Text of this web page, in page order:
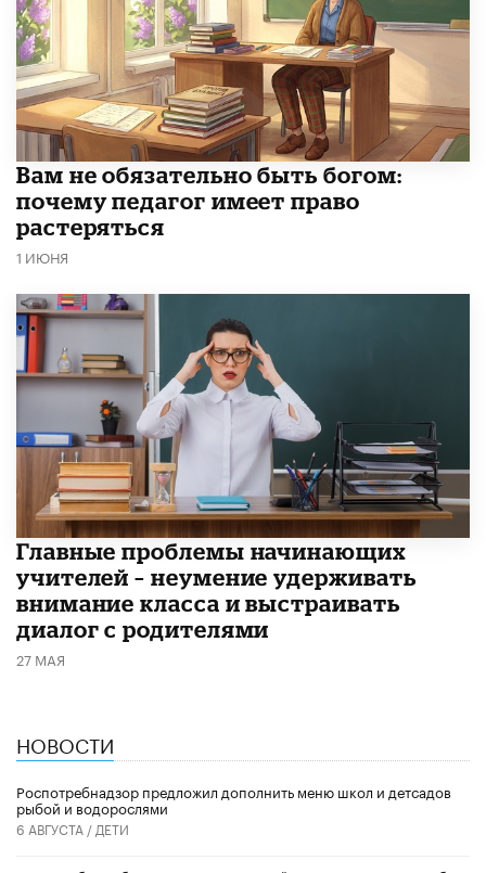
​Вам не обязательно быть богом:
почему педагог имеет право
растеряться
1 ИЮНЯ
Главные проблемы начинающих
учителей – неумение удерживать
внимание класса и выстраивать
диалог с родителями
27 МАЯ
НОВОСТИ
Роспотребнадзор предложил дополнить меню школ и детсадов
рыбой и водорослями
6 АВГУСТА / ДЕТИ